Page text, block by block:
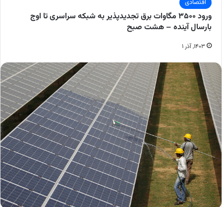
اقتصادی
ورود ۳۵۰۰ مگاوات برق تجدیدپذیر به شبکه سراسری تا اوج
بارسال آینده – هشت صبح
۱۴۰۳, آذر ۱